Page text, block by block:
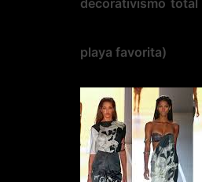
decorativismo total
playa favorita)